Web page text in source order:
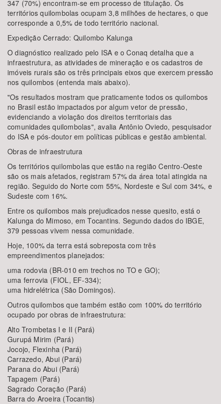
347 (70%) encontram-se em processo de titulação. Os
territórios quilombolas ocupam 3,8 milhões de hectares, o que
corresponde a 0,5% de todo território nacional.
Expedição Cerrado: Quilombo Kalunga
O diagnóstico realizado pelo ISA e o Conaq detalha que a
infraestrutura, as atividades de mineração e os cadastros de
imóveis rurais são os três principais eixos que exercem pressão
nos quilombos (entenda mais abaixo).
"Os resultados mostram que praticamente todos os quilombos
no Brasil estão impactados por algum vetor de pressão,
evidenciando a violação dos direitos territoriais das
comunidades quilombolas", avalia Antônio Oviedo, pesquisador
do ISA e pós-doutor em políticas públicas e gestão ambiental.
Obras de infraestrutura
Os territórios quilombolas que estão na região Centro-Oeste
são os mais afetados, registram 57% da área total atingida na
região. Seguido do Norte com 55%, Nordeste e Sul com 34%, e
Sudeste com 16%.
Entre os quilombos mais prejudicados nesse quesito, está o
Kalunga do Mimoso, em Tocantins. Segundo dados do IBGE,
379 pessoas vivem nessa comunidade.
Hoje, 100% da terra está sobreposta com três
empreendimentos planejados:
uma rodovia (BR-010 em trechos no TO e GO);
uma ferrovia (FIOL, EF-334);
uma hidrelétrica (São Domingos).
Outros quilombos que também estão com 100% do território
ocupado por obras de infraestrutura:
Alto Trombetas I e II (Pará)
Gurupá Mirim (Pará)
Jocojo, Flexinha (Pará)
Carrazedo, Abui (Pará)
Parana do Abui (Pará)
Tapagem (Pará)
Sagrado Coração (Pará)
Barra do Aroeira (Tocantis)